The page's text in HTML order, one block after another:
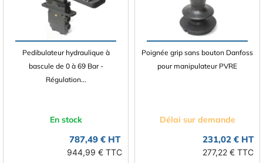
Pedibulateur hydraulique à
bascule de 0 à 69 Bar -
Régulation...
En stock
787,49 € HT
944,99 € TTC
Poignée grip sans bouton Danfoss
pour manipulateur PVRE
Délai sur demande
231,02 € HT
277,22 € TTC